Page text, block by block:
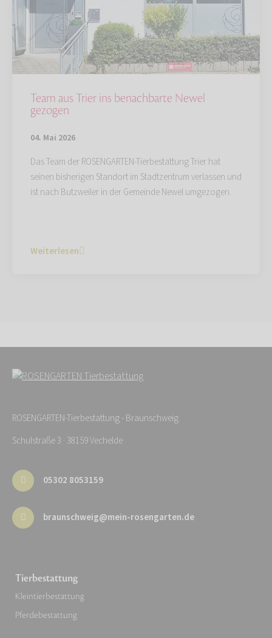
Team aus Trier ins benachbarte Newel
gezogen
04. Mai 2026
Das Team der ROSENGARTEN-Tierbestattung Trier hat
seinen bisherigen Standort im Stadtzentrum verlassen und
ist nach Butzweiler in der Gemeinde Newel umgezogen.
Weiterlesen
ROSENGARTEN-Tierbestattung - Braunschweig
Schulstraße 3 · 38159 Vechelde
05302 8053159
braunschweig@mein-rosengarten.de
Tierbestattung
Kleintierbestattung
Pferdebestattung